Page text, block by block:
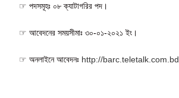
☞ পদসমূহঃ ০৮ ক্যাটাগরির পদ।
☞ আবেদনের সময়সীমাঃ ৩০-০১-২০২১ ইং।
☞ অনলাইনে আবেদনঃ http://barc.teletalk.com.bd